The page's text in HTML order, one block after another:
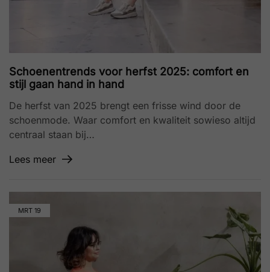
Schoenentrends voor herfst 2025: comfort en
stijl gaan hand in hand
De herfst van 2025 brengt een frisse wind door de
schoenmode. Waar comfort en kwaliteit sowieso altijd
centraal staan bij…
Lees meer
MRT 19